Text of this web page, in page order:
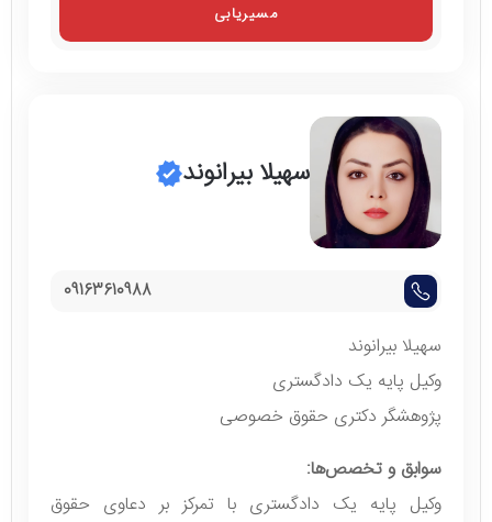
مسیریابی
سهیلا بیرانوند
09163610988
سهیلا بیرانوند
وکیل پایه یک دادگستری
پژوهشگر دکتری حقوق خصوصی
سوابق و تخصص‌ها:
وکیل پایه یک دادگستری با تمرکز بر دعاوی حقوق